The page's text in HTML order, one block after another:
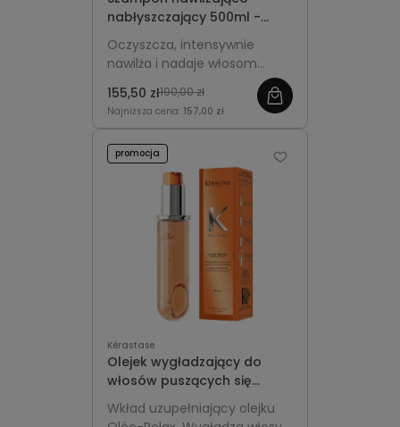
nabłyszczający 500ml -
Kérastase Gloss Absolu
Hydra-Glaze
Oczyszcza, intensywnie
nawilża i nadaje włosom
zdrowy blask, pozostawiając
je gładkie i miękkie w dotyku.
155,50 zł190,00 zł
Najniższa cena: 157,00 zł
Kérastase
Olejek wygładzający do
włosów puszących się
wkład uzupełniający -
Kérastase Discipline Oléo-
Wkład uzupełniający olejku
promocja